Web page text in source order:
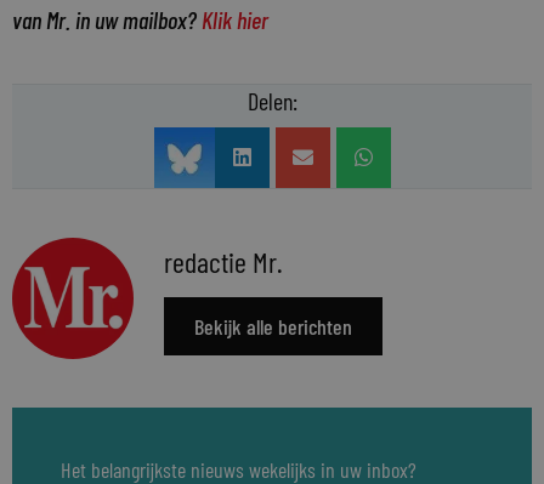
van Mr. in uw mailbox? Klik hier
Delen:
redactie Mr.
Bekijk alle berichten
Het belangrijkste nieuws wekelijks in uw inbox?